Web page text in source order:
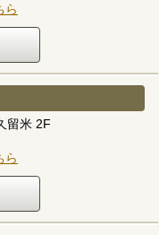
ら
留米 2F
ら